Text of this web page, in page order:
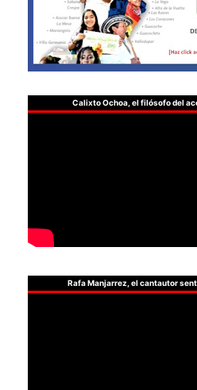
Calixto Ochoa, el filósofo del
Rafa Manjarrez, el cantautor